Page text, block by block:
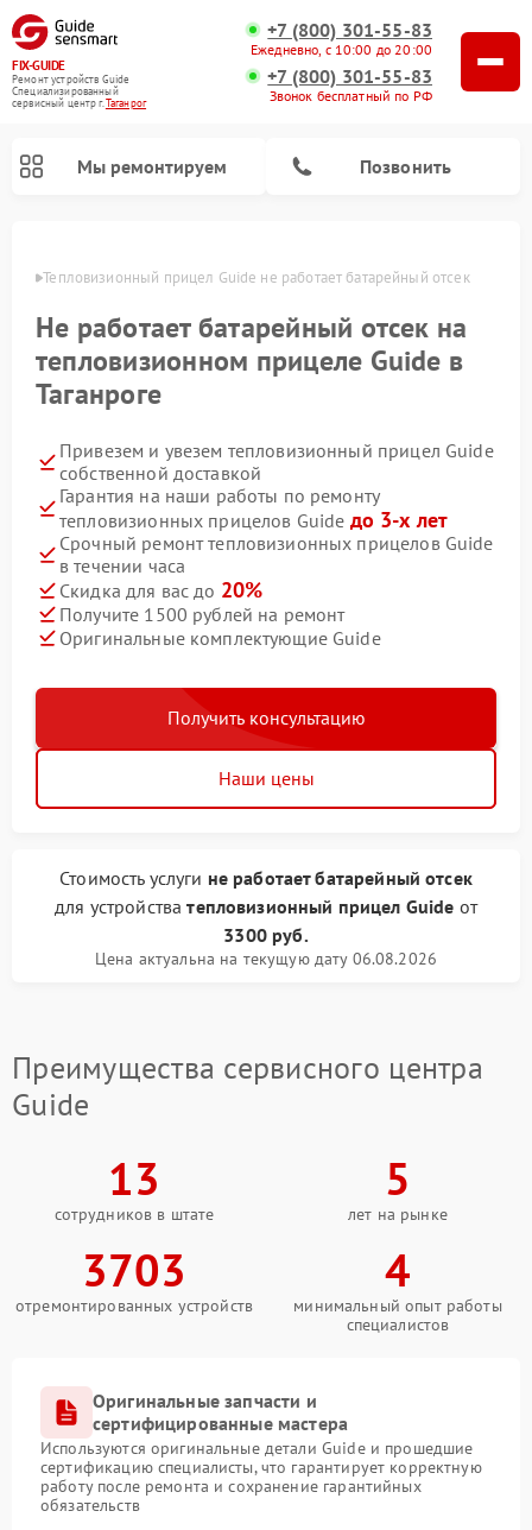
FIX-GUIDE
Ремонт устройств Guide
Специализированный
cервисный центр г.Таганрог
+7 (800) 301-55-83
Ежедневно, с 10:00 до 20:00
+7 (800) 301-55-83
Звонок бесплатный по РФ
Мы ремонтируем Позвонить
Тепловизионный прицел Guide не работает батарейный отсек
Не работает батарейный отсек на
тепловизионном прицеле Guide в
Таганроге
Привезем и увезем тепловизионный прицел Guide
собственной доставкой
Гарантия на наши работы по ремонту
тепловизионных прицелов Guide до 3-х лет
Срочный ремонт тепловизионных прицелов Guide
в течении часа
Скидка для вас до 20%
Получите 1500 рублей на ремонт
Оригинальные комплектующие Guide
Получить консультацию
Наши цены
Стоимость услуги не работает батарейный отсек
для устройстватепловизионный прицел Guide от
3300 руб.
Цена актуальна на текущую дату 06.08.2026
Преимущества сервисного центра
Guide
13
сотрудников в штате
5
лет на рынке
3703
отремонтированных устройств
4
минимальный опыт работы
специалистов
Оригинальные запчасти и
сертифицированные мастера
Используются оригинальные детали Guide и прошедшие
сертификацию специалисты, что гарантирует корректную
работу после ремонта и сохранение гарантийных
обязательств